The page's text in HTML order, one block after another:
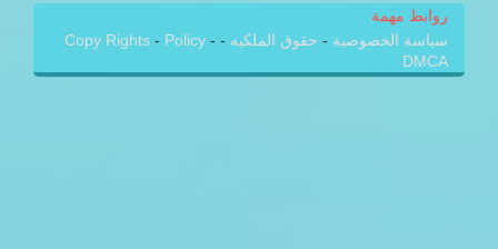
روابط مهمة
سياسة الخصوصية - حقوق الملكيه -
Copy Rights - Policy -
DMCA